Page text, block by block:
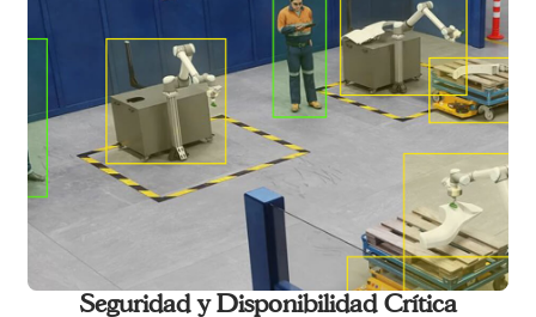
mantenimientos innecesarios con análisis
avanzados.